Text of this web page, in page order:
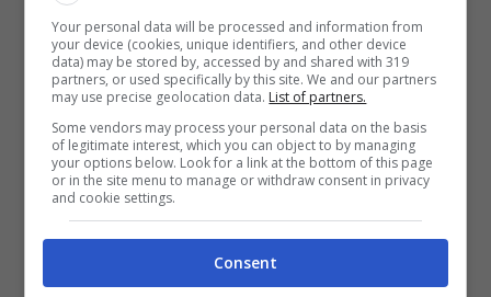
tra le idee stesse del Manchester City per la
prossima stagione, nel tridente offensivo.
Bernardo Silva lascerà il
Manchester City: la sua
preferenza sulla
destinazione
Your personal data will be processed and information from
your device (cookies, unique identifiers, and other device
data) may be stored by, accessed by and shared with 319
partners, or used specifically by this site. We and our partners
may use precise geolocation data. List of partners.
Some vendors may process your personal data on the basis
of legitimate interest, which you can object to by managing
your options below. Look for a link at the bottom of this page
or in the site menu to manage or withdraw consent in privacy
and cookie settings.
Consent